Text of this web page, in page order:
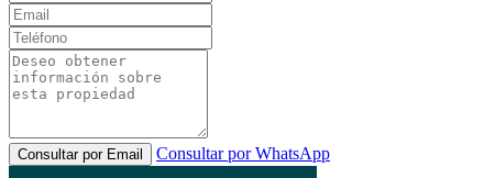
Consultar por Email Consultar por WhatsApp